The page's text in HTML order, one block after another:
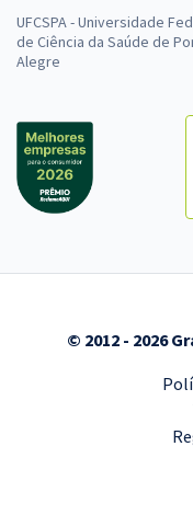
UFCSPA - Universidade
de Ciência da Saúde de
Alegre
© 2012 - 2026